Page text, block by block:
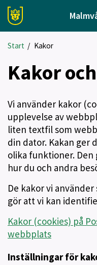
Start / Kakor
Kakor
Vi använder kakor
upplevelse av
liten textfil som
din dator. Kakan ger
olika funktioner. Den
hur du och andra
De kakor vi
gör att vi kan
Kakor (cookies) på
webbplats
Inställningar för